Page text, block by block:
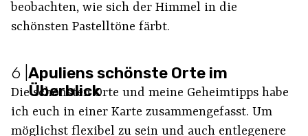
beobachten, wie sich der Himmel in die
schönsten Pastelltöne färbt.
6 Apuliens schönste Orte im
Überblick
Die schönsten Orte und meine Geheimtipps habe
ich euch in einer Karte zusammengefasst. Um
möglichst flexibel zu sein und auch entlegenere